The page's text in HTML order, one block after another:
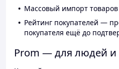
Массовый импорт
Рейтинг покупателей —
покупателя ещё до
Prom — для людей и